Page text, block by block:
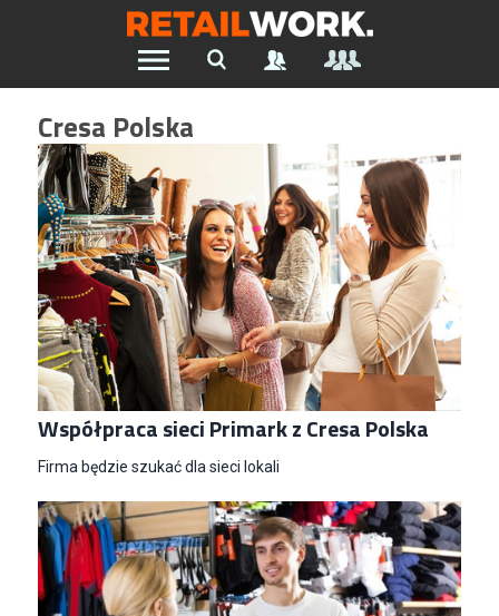
Znajdź pracę w branży Retail &
Ecommerce
Szukaj oferty pracy:
Chcesz być na bieżąco z najnowszymi ofertami w branży.
Załóż konto
Cresa Polska
Wszystkie Artykuły
Współpraca sieci Primark z Cresa Polska
Firma będzie szukać dla sieci lokali